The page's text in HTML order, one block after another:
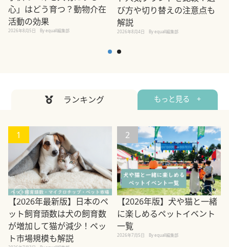
心」はどう育つ？動物介在
活動の効果
2026年8月5日 By equall編集部
び方や切り替えの注意点も
解説
2026年8月4日 By equall編集部
ランキング もっと見る +
1
【2026年最新版】日本のペ
ット飼育頭数は犬の飼育数
が増加して猫が減少！ペッ
ト市場規模も解説
2
【2026年版】犬や猫と一緒
に楽しめるペットイベント
一覧
2026年7月5日 By equall編集部